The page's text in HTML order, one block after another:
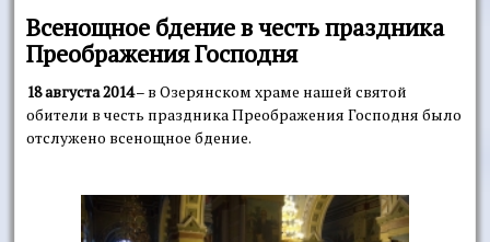
Всенощное бдение в честь праздника
Преображения Господня
18 августа 2014– в Озерянском храме нашей святой
обители в честь праздника Преображения Господня было
отслужено всенощное бдение.